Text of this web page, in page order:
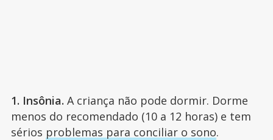
1. Insônia. A criança não pode dormir. Dorme
menos do recomendado (10 a 12 horas) e tem
sérios problemas para conciliar o sono.